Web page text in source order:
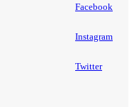
Facebook
Instagram
Twitter